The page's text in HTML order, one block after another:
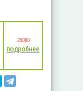
25000
подробнее